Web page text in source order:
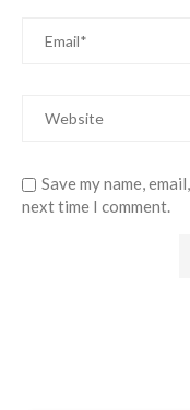
Save my name,
next time I comment.